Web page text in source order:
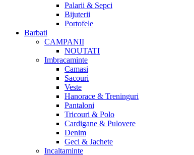
Palarii & Sepci
Bijuterii
Portofele
Barbati
CAMPANII
NOUTATI
Imbracaminte
Camasi
Sacouri
Veste
Hanorace & Treninguri
Pantaloni
Tricouri & Polo
Cardigane & Pulovere
Denim
Geci & Jachete
Incaltaminte